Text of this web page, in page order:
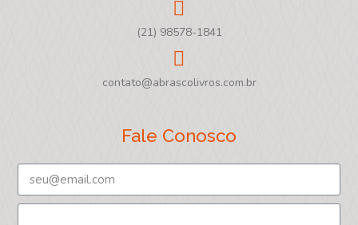
(21) 98578-1841
contato@abrascolivros.com.br
Fale Conosco